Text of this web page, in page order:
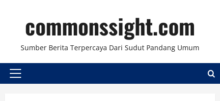
contentcommonssight.com
Sumber Berita Terpercaya Dari Sudut Pandang Umum
Primary